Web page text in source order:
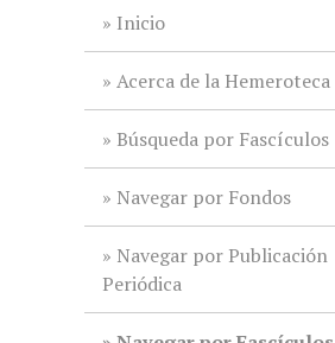
Inicio
Acerca de la Hemeroteca
Búsqueda por Fascículos
Navegar por Fondos
Navegar por Publicación
Periódica